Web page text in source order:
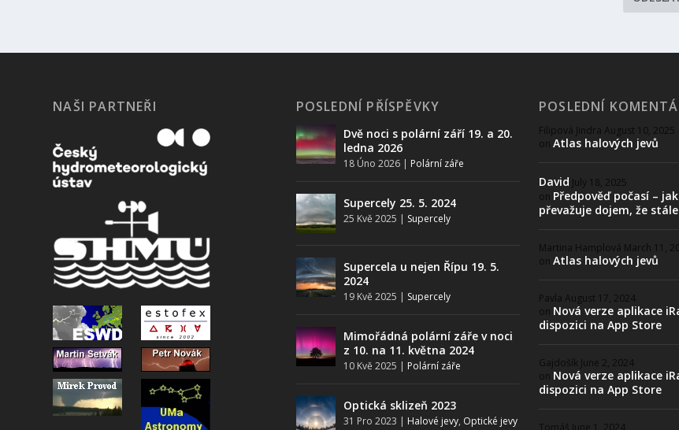
NAŠI PARTNEŘI POSLEDNÍ PŘÍSPĚVKY
Dvě noci s polární září 19. a 20.
ledna 2026
18 Úno 2026| Polární záře
Supercely 25. 5. 2024
25 Kvě 2025 Supercely
Supercela u nejen Řípu 19. 5.
2024
19 Kvě 2025 Supercely
Mimořádná polární záře v noci
z 10. na 11. května 2024
10 Kvě 2025 Polární záře
Optická sklizeň 2023
31 Pro 2023 Halové jevy, Optické jevy
POSLEDNÍ
Filipová Jindra August 10, 2025
on Atlas halových jevů
David July 18, 2025
on Předpověď počasí –
převažuje dojem, že
Martina Hamplová March 11,
on Atlas halových jevů
Pavla August 17, 2024
on Nová verze aplikace
dispozici na App Store
Gajdošík June 2, 2024
on Nová verze aplikace
dispozici na App Store